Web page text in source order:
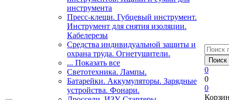
инструмента
Пресс-клещи. Губцевый инструмент.
Инструмент для снятия изоляции.
Кабелерезы
Средства индивидуальной защиты и
охрана труда. Огнетушители.
... Показать все
Светотехника. Лампы.
Батарейки. Аккумуляторы. Зарядные
устройства. Фонари.
0
0
0